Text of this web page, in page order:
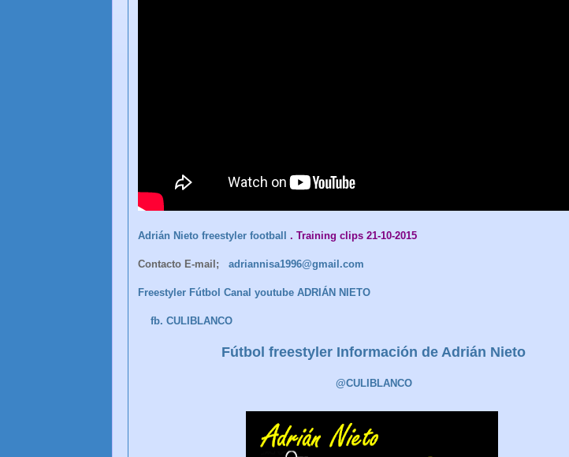
Adrián Nieto freestyler football . Training clips 21-10-2015
Contacto E-mail; adriannisa1996@gmail.com
Freestyler Fútbol Canal youtube ADRIÁN NIETO
fb. CULIBLANCO
Fútbol freestyler Información de Adrián Nieto
@CULIBLANCO